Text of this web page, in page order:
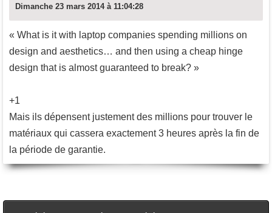
Dimanche 23 mars 2014 à 11:04:28
« What is it with laptop companies spending millions on
design and aesthetics… and then using a cheap hinge
design that is almost guaranteed to break? »
+1
Mais ils dépensent justement des millions pour trouver le
matériaux qui cassera exactement 3 heures après la fin de
la période de garantie.